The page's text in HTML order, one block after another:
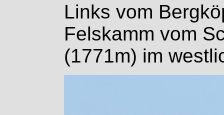
Links vom
Felskamm vom
(1771m) im